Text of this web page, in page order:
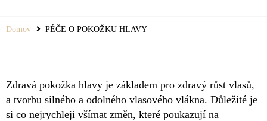
Domov PÉČE O POKOŽKU HLAVY
Zdravá pokožka hlavy je základem pro zdravý růst vlasů,
a tvorbu silného a odolného vlasového vlákna. Důležité je
si co nejrychleji všímat změn, které poukazují na